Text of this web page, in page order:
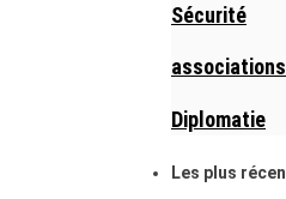
Sécurité
associations
Diplomatie
Les plus